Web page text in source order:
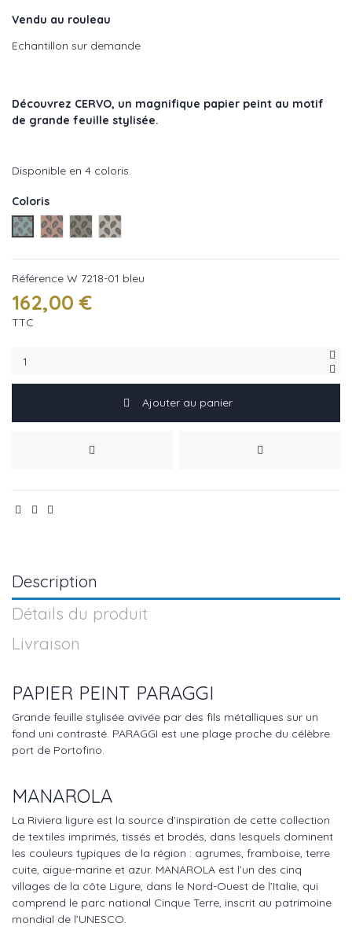
Vendu au rouleau
Echantillon sur demande
Découvrez CERVO, un magnifique papier peint au motif
de grande feuille stylisée.
Disponible en 4 coloris.
Coloris
W 7218-01 bleu
W 7218-02 corail
W 7218-03 brun
W 7218-04 gris
Référence W 7218-01 bleu
162,00 €
TTC
Ajouter au panier
Description
Détails du produit
Livraison
PAPIER PEINT PARAGGI
Grande feuille stylisée avivée par des fils métalliques sur un
fond uni contrasté. PARAGGI est une plage proche du célèbre
port de Portofino.
MANAROLA
La Riviera ligure est la source d’inspiration de cette collection
de textiles imprimés, tissés et brodés, dans lesquels dominent
les couleurs typiques de la région : agrumes, framboise, terre
cuite, aigue-marine et azur. MANAROLA est l’un des cinq
villages de la côte Ligure, dans le Nord-Ouest de l’Italie, qui
comprend le parc national Cinque Terre, inscrit au patrimoine
mondial de l’UNESCO.